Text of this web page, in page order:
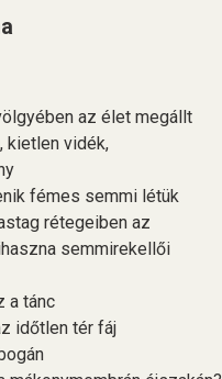
az élet megállt
kietlen vidék,
fémes semmi létük
rétegeiben az
semmirekellői
a tánc
időtlen tér fáj